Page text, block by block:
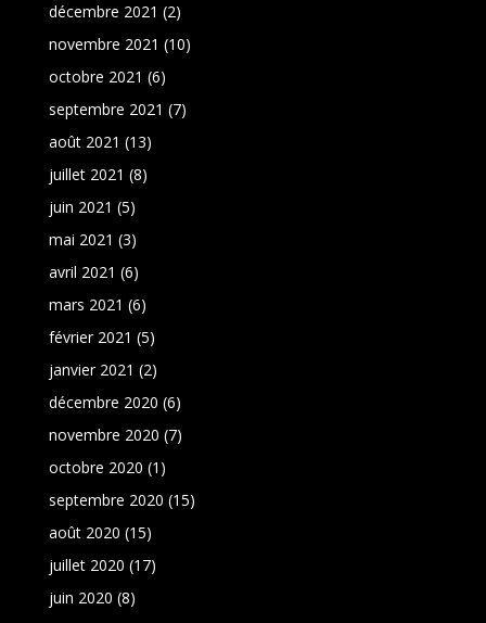
décembre 2021 (2)
novembre 2021 (10)
octobre 2021 (6)
septembre 2021 (7)
août 2021 (13)
juillet 2021 (8)
juin 2021 (5)
mai 2021 (3)
avril 2021 (6)
mars 2021 (6)
février 2021 (5)
janvier 2021 (2)
décembre 2020 (6)
novembre 2020 (7)
octobre 2020 (1)
septembre 2020 (15)
août 2020 (15)
juillet 2020 (17)
juin 2020 (8)